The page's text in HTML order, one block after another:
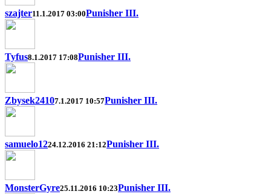
szajter11.1.2017 03:00Punisher III.
Tyfus8.1.2017 17:08Punisher III.
Zbysek24107.1.2017 10:57Punisher III.
samuelo1224.12.2016 21:12Punisher III.
MonsterGyre25.11.2016 10:23Punisher III.